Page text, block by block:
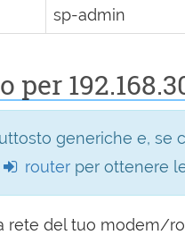
sp-admin
generiche e,
router per ottenere
rete del tuo modem/